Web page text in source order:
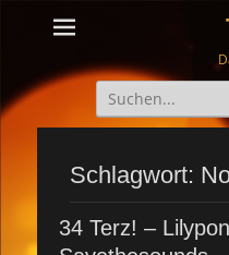
Suche
nach:
Schlagwort:
34 Terz! –